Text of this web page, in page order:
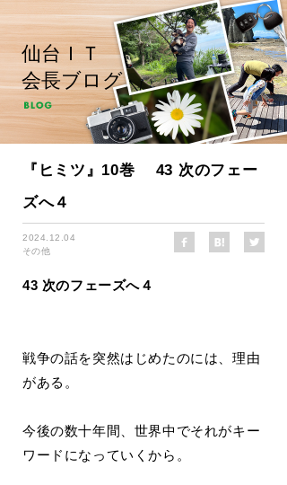
仙台ＩＴ
会長ブログ
『ヒミツ』10巻 43 次のフェー
ズへ４
2024.12.04
その他
43 次のフェーズへ４
戦争の話を突然はじめたのには、理由
がある。
今後の数十年間、世界中でそれがキー
ワードになっていくから。